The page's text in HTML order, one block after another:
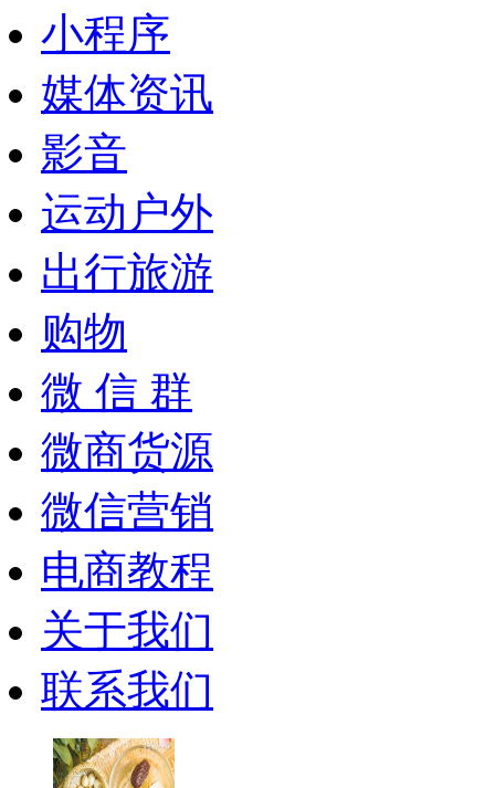
小程序
媒体资讯
影音
运动户外
出行旅游
购物
微 信 群
微商货源
微信营销
电商教程
关于我们
联系我们